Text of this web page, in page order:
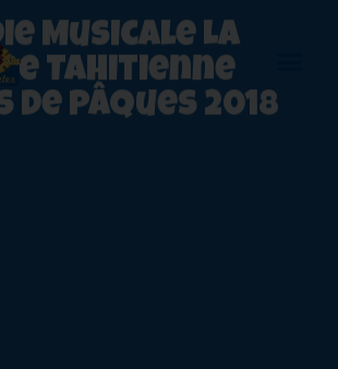
Musicale La
Tahitienne
de Pâques 2018